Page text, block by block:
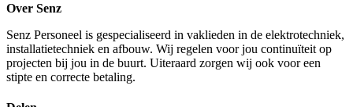
Over Senz
Senz Personeel is gespecialiseerd in vaklieden in de elektrotechniek,
installatietechniek en afbouw. Wij regelen voor jou continuïteit op
projecten bij jou in de buurt. Uiteraard zorgen wij ook voor een
stipte en correcte betaling.